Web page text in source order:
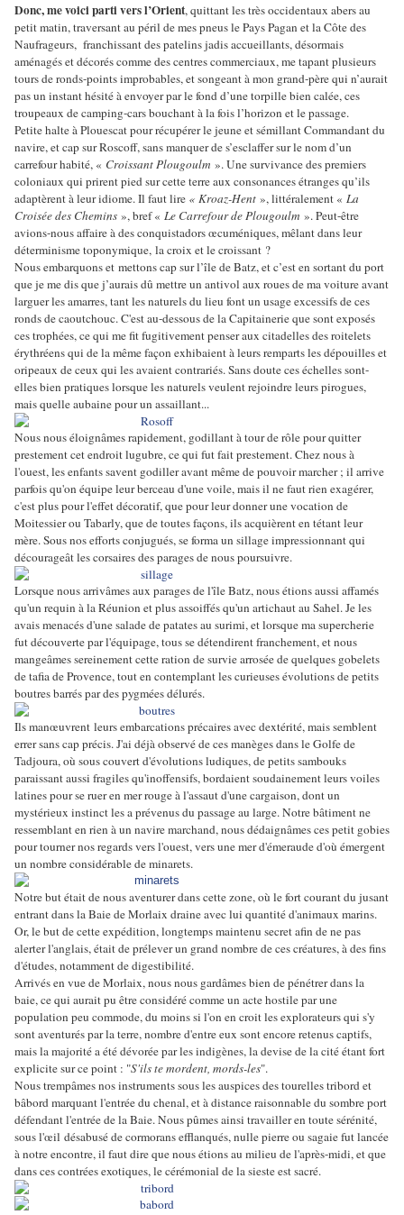
Donc, me voici parti vers l’Orient, quittant les très occidentaux abers au
petit matin, traversant au péril de mes pneus le Pays Pagan et la Côte des
Naufrageurs, franchissant des patelins jadis accueillants, désormais
aménagés et décorés comme des centres commerciaux, me tapant plusieurs
tours de ronds-points improbables, et songeant à mon grand-père qui n’aurait
pas un instant hésité à envoyer par le fond d’une torpille bien calée, ces
troupeaux de camping-cars bouchant à la fois l’horizon et le passage.
Petite halte à Plouescat pour récupérer le jeune et sémillant Commandant du
navire, et cap sur Roscoff, sans manquer de s’esclaffer sur le nom d’un
carrefour habité, « Croissant Plougoulm ». Une survivance des premiers
coloniaux qui prirent pied sur cette terre aux consonances étranges qu’ils
adaptèrent à leur idiome. Il faut lire « Kroaz-Hent », littéralement « La
Croisée des Chemins », bref « Le Carrefour de Plougoulm ». Peut-être
avions-nous affaire à des conquistadors œcuméniques, mêlant dans leur
déterminisme toponymique, la croix et le croissant ?
Nous embarquons et mettons cap sur l’île de Batz, et c’est en sortant du port
que je me dis que j’aurais dû mettre un antivol aux roues de ma voiture avant
larguer les amarres, tant les naturels du lieu font un usage excessifs de ces
ronds de caoutchouc. C'est au-dessous de la Capitainerie que sont exposés
ces trophées, ce qui me fit fugitivement penser aux citadelles des roitelets
érythréens qui de la même façon exhibaient à leurs remparts les dépouilles et
oripeaux de ceux qui les avaient contrariés. Sans doute ces échelles sont-
elles bien pratiques lorsque les naturels veulent rejoindre leurs pirogues,
mais quelle aubaine pour un assaillant...
Nous nous éloignâmes rapidement, godillant à tour de rôle pour quitter
prestement cet endroit lugubre, ce qui fut fait prestement. Chez nous à
l'ouest, les enfants savent godiller avant même de pouvoir marcher ; il arrive
parfois qu'on équipe leur berceau d'une voile, mais il ne faut rien exagérer,
c'est plus pour l'effet décoratif, que pour leur donner une vocation de
Moitessier ou Tabarly, que de toutes façons, ils acquièrent en tétant leur
mère. Sous nos efforts conjugués, se forma un sillage impressionnant qui
décourageât les corsaires des parages de nous poursuivre.
Lorsque nous arrivâmes aux parages de l'île Batz, nous étions aussi affamés
qu'un requin à la Réunion et plus assoiffés qu'un artichaut au Sahel. Je les
avais menacés d'une salade de patates au surimi, et lorsque ma supercherie
fut découverte par l'équipage, tous se détendirent franchement, et nous
mangeâmes sereinement cette ration de survie arrosée de quelques gobelets
de tafia de Provence, tout en contemplant les curieuses évolutions de petits
boutres barrés par des pygmées délurés.
Ils manœuvrent leurs embarcations précaires avec dextérité, mais semblent
errer sans cap précis. J'ai déjà observé de ces manèges dans le Golfe de
Tadjoura, où sous couvert d'évolutions ludiques, de petits sambouks
paraissant aussi fragiles qu'inoffensifs, bordaient soudainement leurs voiles
latines pour se ruer en mer rouge à l'assaut d'une cargaison, dont un
mystérieux instinct les a prévenus du passage au large. Notre bâtiment ne
ressemblant en rien à un navire marchand, nous dédaignâmes ces petit gobies
pour tourner nos regards vers l'ouest, vers une mer d'émeraude d'où émergent
un nombre considérable de minarets.
Notre but était de nous aventurer dans cette zone, où le fort courant du jusant
entrant dans la Baie de Morlaix draine avec lui quantité d'animaux marins.
Or, le but de cette expédition, longtemps maintenu secret afin de ne pas
alerter l'anglais, était de prélever un grand nombre de ces créatures, à des fins
d'études, notamment de digestibilité.
Arrivés en vue de Morlaix, nous nous gardâmes bien de pénétrer dans la
baie, ce qui aurait pu être considéré comme un acte hostile par une
population peu commode, du moins si l'on en croit les explorateurs qui s'y
sont aventurés par la terre, nombre d'entre eux sont encore retenus captifs,
mais la majorité a été dévorée par les indigènes, la devise de la cité étant fort
explicite sur ce point : "S'ils te mordent, mords-les".
Nous trempâmes nos instruments sous les auspices des tourelles tribord et
bâbord marquant l'entrée du chenal, et à distance raisonnable du sombre port
défendant l'entrée de la Baie. Nous pûmes ainsi travailler en toute sérénité,
sous l'œil désabusé de cormorans efflanqués, nulle pierre ou sagaie fut lancée
à notre encontre, il faut dire que nous étions au milieu de l'après-midi, et que
dans ces contrées exotiques, le cérémonial de la sieste est sacré.